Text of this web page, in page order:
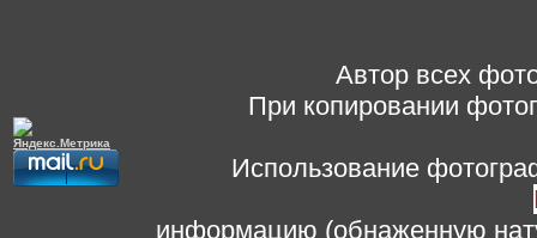
Автор всех
При копировании
Использование
информацию (обнаженную